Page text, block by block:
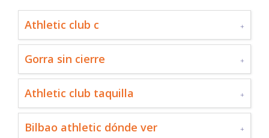
Athletic club c
Gorra sin cierre
Athletic club taquilla
Bilbao athletic dónde ver